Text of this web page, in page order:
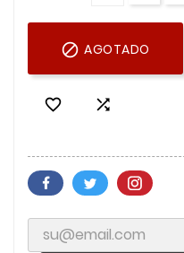
 AGOTADO
 